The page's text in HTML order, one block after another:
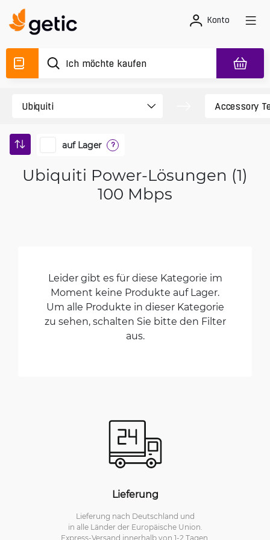
Konto
auf Lager ?
Ubiquiti Power-Lösungen (1)
100 Mbps
Leider gibt es für diese Kategorie im
Moment keine Produkte auf Lager.
Um alle Produkte in dieser Kategorie
zu sehen, schalten Sie bitte den Filter
aus.
Lieferung
Lieferung nach Deutschland und
in alle Länder der Europäische Union.
Express-Versand innerhalb von 1-2 Tagen.